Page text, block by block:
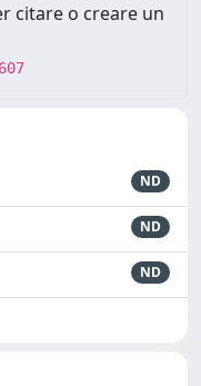
citare o creare un
ND
ND
ND